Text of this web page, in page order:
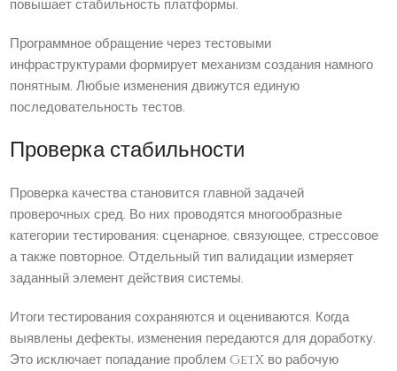
повышает стабильность платформы.
Программное обращение через тестовыми
инфраструктурами формирует механизм создания намного
понятным. Любые изменения движутся единую
последовательность тестов.
Проверка стабильности
Проверка качества становится главной задачей
проверочных сред. Во них проводятся многообразные
категории тестирования: сценарное, связующее, стрессовое
а также повторное. Отдельный тип валидации измеряет
заданный элемент действия системы.
Итоги тестирования сохраняются и оцениваются. Когда
выявлены дефекты, изменения передаются для доработку.
Это исключает попадание проблем GetX во рабочую